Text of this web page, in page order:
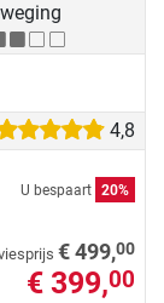
4,8
U bespaart 20%
€ 499,00
€ 399,00